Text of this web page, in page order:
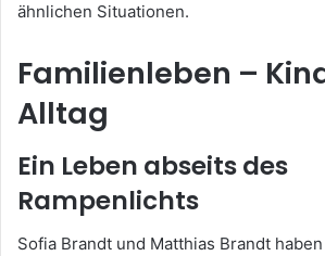
ähnlichen Situationen.
Familienleben –
Alltag
Ein Leben abseits des
Rampenlichts
Sofia Brandt und Matthias Brandt